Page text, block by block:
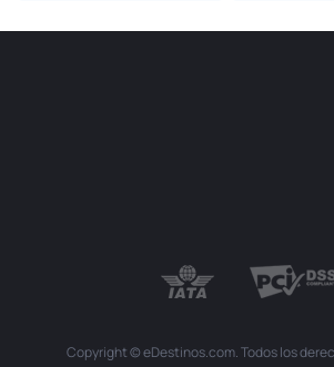
Copyright © eDestinos.com. Todos los